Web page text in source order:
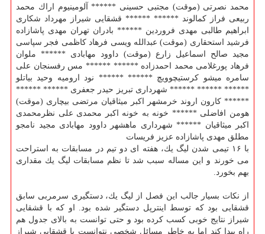
محمد نصرتی (موقت) مجتبی حسینی ****** آلومینیوم اراك محمد
ربیعی فراز كمالوند ****** ****** قشقایی شیراز مهرداد شكاری
ابراهیم طالبی مهدی فروردین ****** بادران تهران مهدی پاشازاده
فرشید استحقاری (موقت) عبدالله ویسی فرهاد كاظمی فجر سپاسی
مجید صالح اسماعیل زارع (موقت) داوود مهابادی ****** ملوان
فرهاد پورغلامی محمد احمدزاده ****** ****** مس رفسنجان علی
سامره میشو كرستیچوویچ ****** ****** نود ارومیه وحید بیاتلو
****** ****** ****** شهرداری تبریز حیدر جعفری ****** ******
****** كارون اروند خرمشهر اكبر میثاقیان مرتضی بیچاری (موقت)
هومن افاضلی ****** خونه به خونه اكبر محمدی علی نظرمحمدی
اكبر میثاقیان ****** شهرداری ماهشهر داوود مهابادی مجید نامجو
مطلق مهدی پاشازاده عزیز فریسات
با ۱۶ تیمی شدن لیگ یك، هفته ای دو تیم در مسابقات به استراحت
می خورند و این مساله سبب شد تا نظم مسابقات لیگ یك مقداری
بهم بخورد.
از نكات بسیار جالب این فصل از لیگ یك، دستگیری سرمربی سابق
قشقایی بود كه توسط اینترپل دستگیر شده بود. او كه با قشقایی
شیراز نتایج خوبی كسب كرده بود و حتی توانست به بالای جدول هم
راه پیدا كند اما به خاطر مسائل شخصی نتوانست با قشقایی شیراز